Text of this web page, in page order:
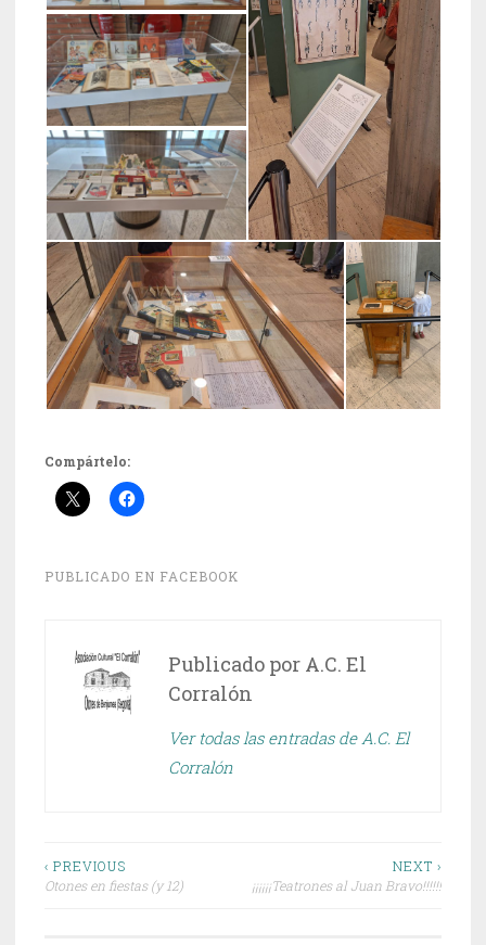
Compártelo:
PUBLICADO EN FACEBOOK
Publicado por A.C. El
Corralón
Ver todas las entradas de A.C. El
Corralón
Navegación
‹ PREVIOUS
Otones en fiestas (y 12)
NEXT ›
¡¡¡¡¡¡Teatrones al Juan Bravo!!!!!!